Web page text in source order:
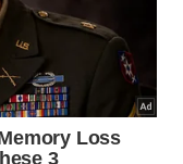
em culpa
econômicos,
a saúde.
parte concreta da
o modo como
cotidiano.